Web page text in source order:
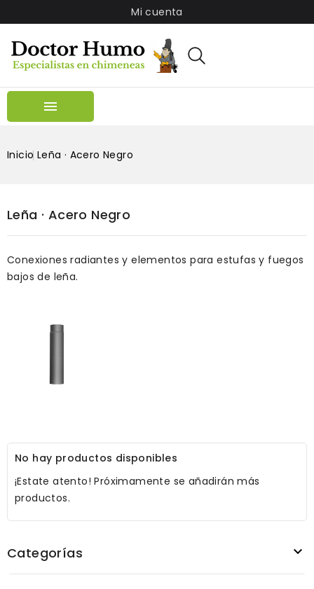
Mi cuenta

Inicio Leña · Acero Negro
Leña · Acero Negro
Conexiones radiantes y elementos para estufas y fuegos
bajos de leña.
No hay productos disponibles
¡Estate atento! Próximamente se añadirán más
productos.
Categorías 